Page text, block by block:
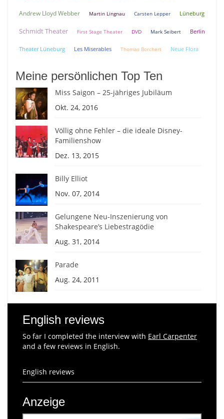
Andrew Lloyd Webber Martin Lingnau Carsten Lepper Lüneburg
Schmidt Theater First Stage Theater DVD Mark Seibert Berlin
Theater Lüneburg Les Miserables Thomas Borchert Neue Flora
Meine persönlichen Top Ten
Miss Saigon – 25-jähriges Jubiläum
Okt. 24, 2016
Völlig ohne Fehler – die ideale Disney-
Familienshow
Dez. 13, 2015
Billy Elliot
Nov. 07, 2014
Gelungene Neu-Inszenierung von
Shakespeare’s Liebestragödie
Aug. 31, 2014
Parade
Aug. 24, 2011
English reviews
So far I completed the interview with Earl Carpenter
and a few reviews in English.
English reviews
Anzeige